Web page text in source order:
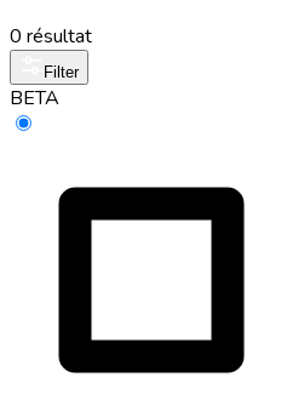
0 résultat
Filter
BETA